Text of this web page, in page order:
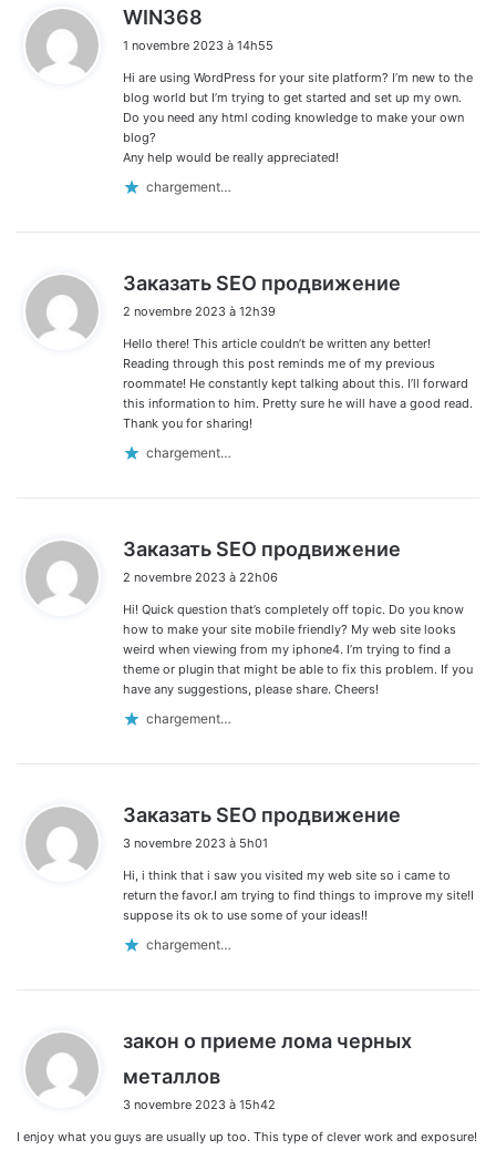
WIN368
t
:
1 novembre 2023 à 14h55
Hi are using WordPress for your site platform? I’m new to the
blog world but I’m trying to get started and set up my own.
Do you need any html coding knowledge to make your own
blog?
Any help would be really appreciated!
chargement…
Заказать SEO продвижение
:
2 novembre 2023 à 12h39
Hello there! This article couldn’t be written any better!
Reading through this post reminds me of my previous
roommate! He constantly kept talking about this. I’ll forward
this information to him. Pretty sure he will have a good read.
Thank you for sharing!
chargement…
Заказать SEO продвижение
:
2 novembre 2023 à 22h06
Hi! Quick question that’s completely off topic. Do you know
how to make your site mobile friendly? My web site looks
weird when viewing from my iphone4. I’m trying to find a
theme or plugin that might be able to fix this problem. If you
have any suggestions, please share. Cheers!
chargement…
Заказать SEO продвижение
:
3 novembre 2023 à 5h01
Hi, i think that i saw you visited my web site so i came to
return the favor.I am trying to find things to improve my site!I
suppose its ok to use some of your ideas!!
chargement…
закон о приеме лома черных
металлов
t
3 novembre 2023 à 15h42
I enjoy what you guys are usually up too. This type of clever work and exposure!